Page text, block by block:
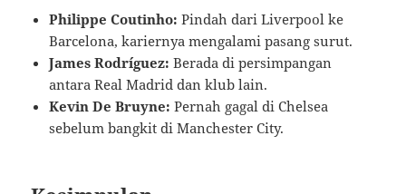
Philippe Coutinho: Pindah dari Liverpool ke
Barcelona, kariernya mengalami pasang surut.
James Rodríguez: Berada di persimpangan
antara Real Madrid dan klub lain.
Kevin De Bruyne: Pernah gagal di Chelsea
sebelum bangkit di Manchester City.